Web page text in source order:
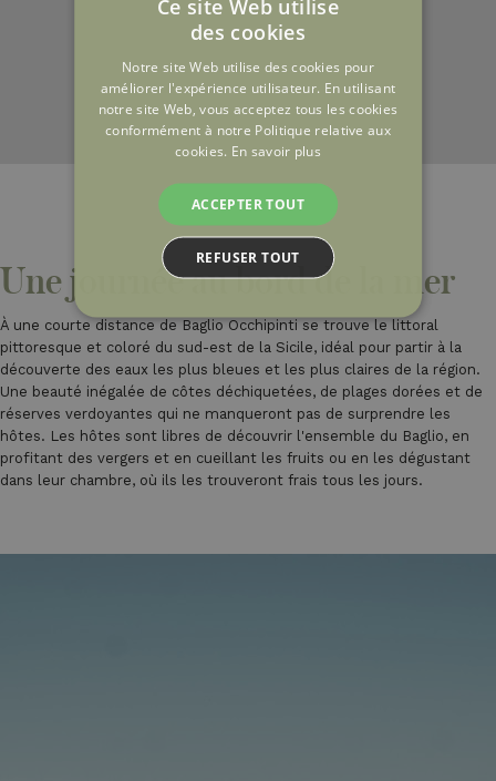
Une journée au bord de la mer
À une courte distance de Baglio Occhipinti se trouve le littoral
pittoresque et coloré du sud-est de la Sicile, idéal pour partir à la
découverte des eaux les plus bleues et les plus claires de la région.
Une beauté inégalée de côtes déchiquetées, de plages dorées et de
réserves verdoyantes qui ne manqueront pas de surprendre les
hôtes. Les hôtes sont libres de découvrir l'ensemble du Baglio, en
profitant des vergers et en cueillant les fruits ou en les dégustant
dans leur chambre, où ils les trouveront frais tous les jours.
ENGLISH
FRENCH
Ce site Web utilise
des cookies
Notre site Web utilise des cookies pour
améliorer l'expérience utilisateur. En utilisant
notre site Web, vous acceptez tous les cookies
conformément à notre Politique relative aux
cookies. En savoir plus
ACCEPTER TOUT
REFUSER TOUT